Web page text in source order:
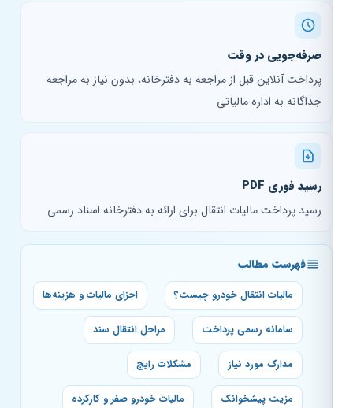
صرفه‌جویی در وقت
پرداخت آنلاین قبل از مراجعه به دفترخانه، بدون نیاز به مراجعه
جداگانه به اداره مالیاتی
رسید فوری PDF
رسید پرداخت مالیات انتقال برای ارائه به دفترخانه اسناد رسمی
فهرست مطالب
مالیات انتقال خودرو چیست؟ اجزای مالیات و هزینه‌ها
سامانه رسمی پرداخت مراحل انتقال سند
مدارک مورد نیاز مشکلات رایج
مزیت پیشخوانک مالیات خودرو صفر و کارکرده